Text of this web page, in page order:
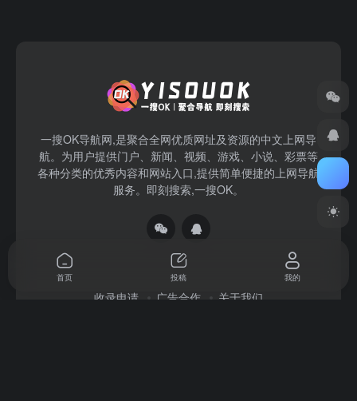
一搜OK导航网,是聚合全网优质网址及资源的中文上网导
航。为用户提供门户、新闻、视频、游戏、小说、彩票等
各种分类的优秀内容和网站入口,提供简单便捷的上网导航
服务。即刻搜索,一搜OK。
收录申请 广告合作 关于我们
首页 投稿 我的